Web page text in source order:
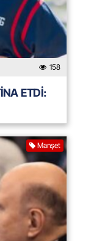
158
ETDİ:
Manşet